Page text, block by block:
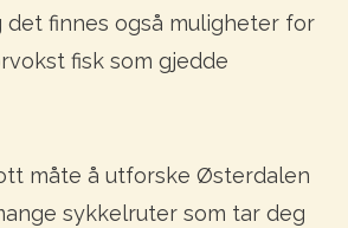
det finnes også muligheter for
fisk som gjedde
måte å utforske Østerdalen
sykkelruter som tar deg